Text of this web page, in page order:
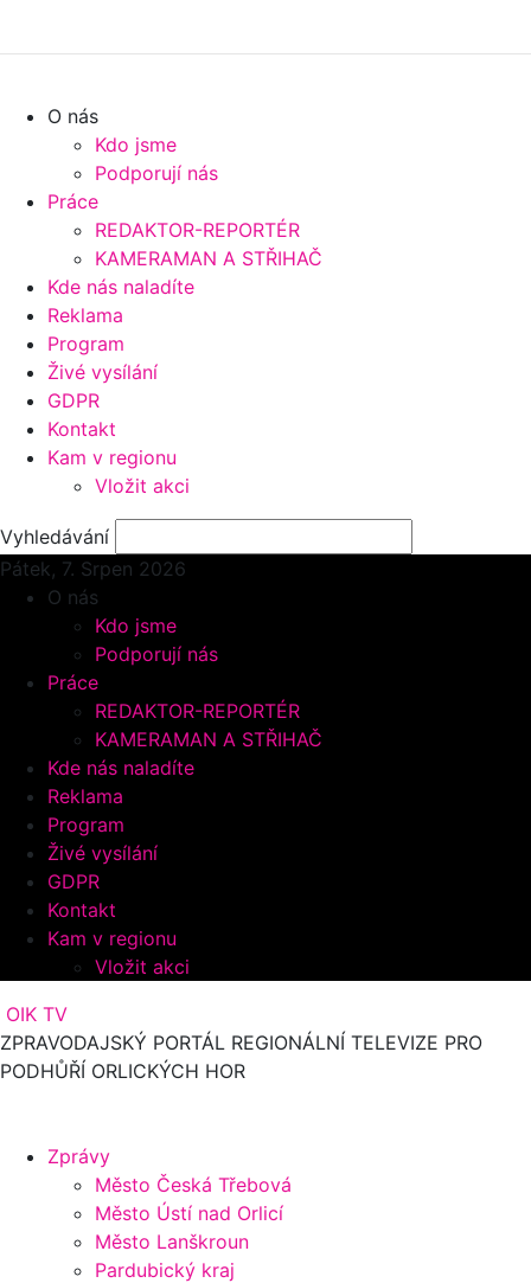
O nás
Kdo jsme
Podporují nás
Práce
REDAKTOR-REPORTÉR
KAMERAMAN A STŘIHAČ
Kde nás naladíte
Reklama
Program
Živé vysílání
GDPR
Kontakt
Kam v regionu
Vložit akci
Vyhledávání
Pátek, 7. Srpen 2026
O nás
Kdo jsme
Podporují nás
Práce
REDAKTOR-REPORTÉR
KAMERAMAN A STŘIHAČ
Kde nás naladíte
Reklama
Program
Živé vysílání
GDPR
Kontakt
Kam v regionu
Vložit akci
OIK TV
ZPRAVODAJSKÝ PORTÁL REGIONÁLNÍ TELEVIZE PRO
PODHŮŘÍ ORLICKÝCH HOR
Zprávy
Město Česká Třebová
Město Ústí nad Orlicí
Město Lanškroun
Pardubický kraj